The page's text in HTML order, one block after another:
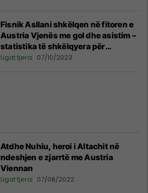
Fisnik Asllani shkëlqen në fitoren e
Austria Vjenës me gol dhe asistim –
statistika të shkëlqyera për
sulmuesin shqiptar
Ligat tjera 07/10/2023
Atdhe Nuhiu, heroi i Altachit në
ndeshjen e zjarrtë me Austria
Viennan
Ligat tjera 07/08/2022